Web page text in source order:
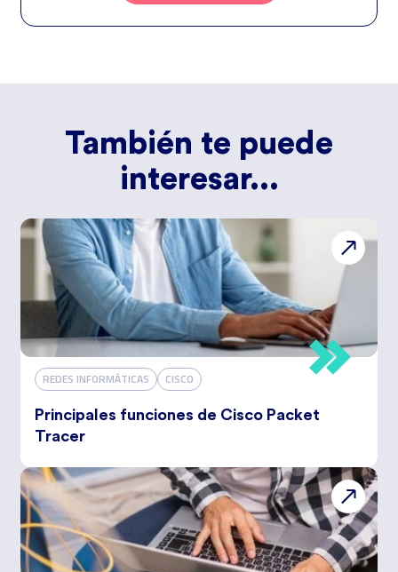
Privacidad.
También te puede
interesar...
REDES INFORMÁTICAS CISCO
Principales funciones de Cisco Packet
Tracer